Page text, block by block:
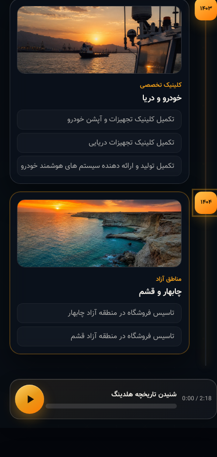
۱۴۰۳
کلینیک تخصصی
خودرو و دریا
تکمیل کلینیک تجهیزات و آپشن خودرو
تکمیل کلینیک تجهیزات دریایی
تکمیل تولید و ارائه دهنده سیستم های هوشمند خودرو
۱۴۰۴
مناطق آزاد
چابهار و قشم
تاسیس فروشگاه در منطقه آزاد چابهار
تاسیس فروشگاه در منطقه آزاد قشم
0:00 / 2:18 شنیدن تاریخچه هلدینگ